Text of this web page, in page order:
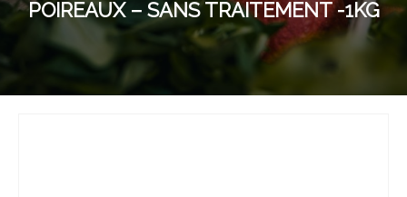
POIREAUX – SANS TRAITEMENT -1KG